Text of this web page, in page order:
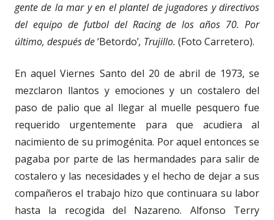
gente de la mar y en el plantel de jugadores y directivos
del equipo de futbol del Racing de los años 70. Por
último, después de‘Betordo’, Trujillo. (Foto Carretero).
En aquel Viernes Santo del 20 de abril de 1973, se
mezclaron llantos y emociones y un costalero del
paso de palio que al llegar al muelle pesquero fue
requerido urgentemente para que acudiera al
nacimiento de su primogénita. Por aquel entonces se
pagaba por parte de las hermandades para salir de
costalero y las necesidades y el hecho de dejar a sus
compañeros el trabajo hizo que continuara su labor
hasta la recogida del Nazareno. Alfonso Terry